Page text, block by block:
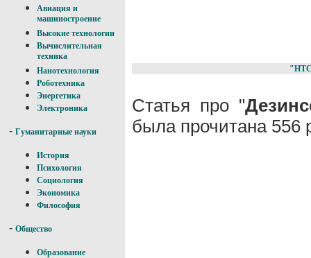
Авиация и
машиностроение
Высокие технологии
Вычислительная
техника
Нанотехнология
Роботехника
Энергетика
Электроника
- Гуманитарные науки
История
Психология
Социология
Экономика
Философия
- Общество
Образование
Статья про "
была прочитана 556